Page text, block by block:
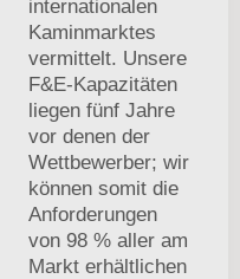
internationalen
Kaminmarktes
vermittelt. Unsere
F&E-Kapazitäten
liegen fünf Jahre
vor denen der
Wettbewerber; wir
können somit die
Anforderungen
von 98 % aller am
Markt erhältlichen